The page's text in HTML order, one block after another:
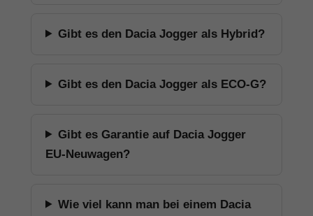
Gibt es den Dacia Jogger als Hybrid?
Gibt es den Dacia Jogger als ECO-G?
Gibt es Garantie auf Dacia Jogger
EU-Neuwagen?
Wie viel kann man bei einem Dacia